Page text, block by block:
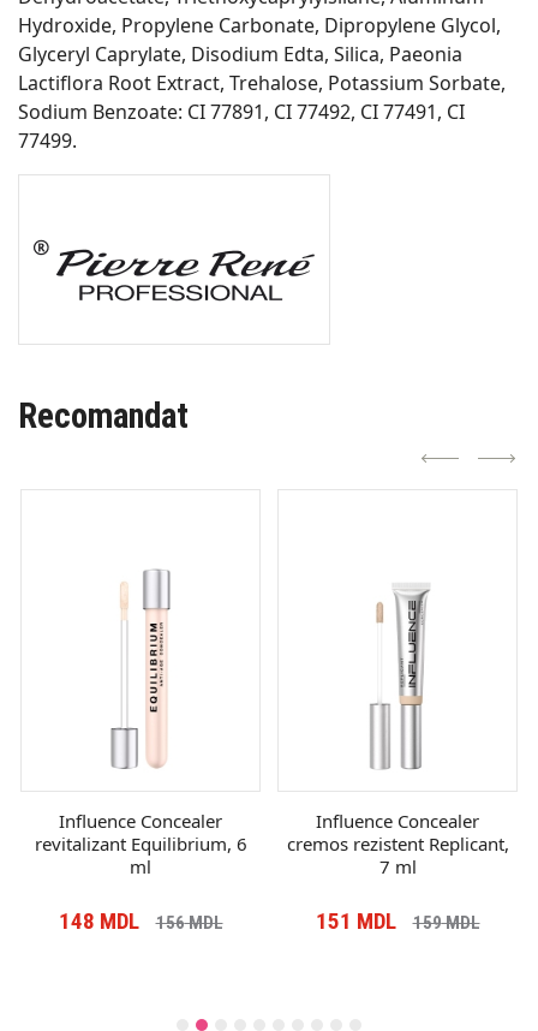
Hydroxide, Propylene Carbonate, Dipropylene Glycol,
Glyceryl Caprylate, Disodium Edta, Silica, Paeonia
Lactiflora Root Extract, Trehalose, Potassium Sorbate,
Sodium Benzoate: CI 77891, CI 77492, CI 77491, CI
77499.
Recomandat
Influence Concealer
revitalizant Equilibrium, 6
ml
148 MDL 156MDL
Influence Concealer
cremos rezistent Replicant,
7 ml
151 MDL 159MDL